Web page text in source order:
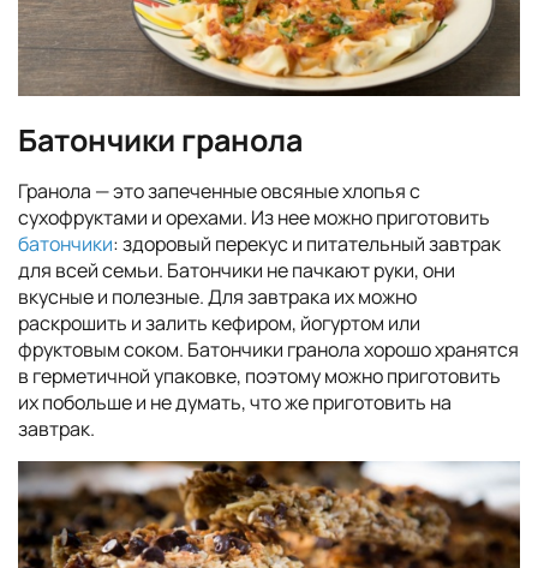
Батончики гранола
Гранола — это запеченные овсяные хлопья с
сухофруктами и орехами. Из нее можно приготовить
батончики: здоровый перекус и питательный завтрак
для всей семьи. Батончики не пачкают руки, они
вкусные и полезные. Для завтрака их можно
раскрошить и залить кефиром, йогуртом или
фруктовым соком. Батончики гранола хорошо хранятся
в герметичной упаковке, поэтому можно приготовить
их побольше и не думать, что же приготовить на
завтрак.